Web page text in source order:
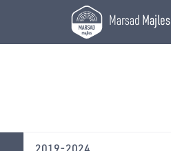
MarsadMajles
2019-2024